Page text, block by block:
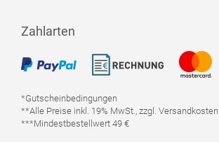
Zahlarten
*Gutscheinbedingungen
**Alle Preise inkl. 19% MwSt., zzgl. Versandkosten
***Mindestbestellwert 49 €